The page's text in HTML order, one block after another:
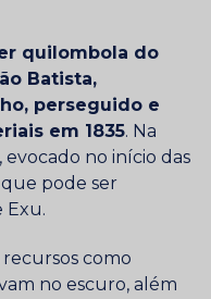
quilombola do
Batista,
perseguido e
em 1835. Na
no início das
pode ser
Exu.
como
no escuro, além